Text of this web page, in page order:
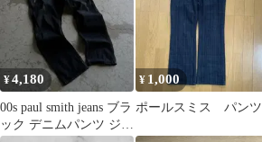
¥4,180
00s paul smith jeans ブラ
ック デニムパンツ ジッ
¥ 1,000
ポールスミス パンツ